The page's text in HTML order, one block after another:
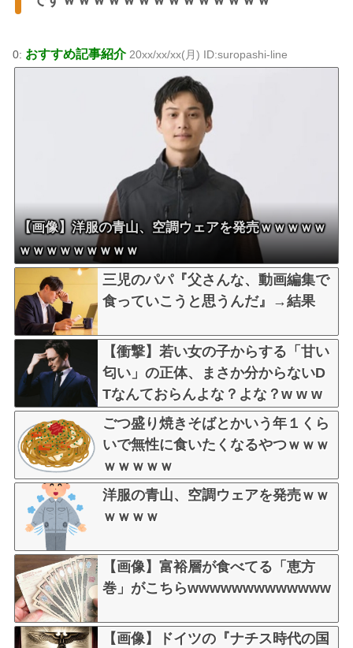
0: おすすめ記事紹介20xx/xx/xx(月) ID:suropashi-line
【画像】洋服の青山、空調ウェアを発売ｗｗｗｗｗ
ｗｗｗｗｗｗｗｗｗ
三児のパパ『父さんな、動画編集で
食っていこうと思うんだ』→結果
【衝撃】若い女の子からする「甘い
匂い」の正体、まさか分からないD
Tなんておらんよな？よな？w w w
w w w w w w w w
ごつ盛り焼きそばとかいう年１くら
いで無性に食いたくなるやつｗｗｗ
ｗｗｗｗｗ
洋服の青山、空調ウェアを発売ｗｗ
ｗｗｗｗ
【画像】富裕層が食べてる「恵方
巻」がこちらwwwwwwwwwwwww
【画像】ドイツの『ナチス時代の国